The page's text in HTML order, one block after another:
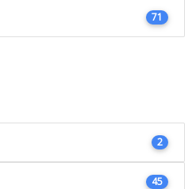
71
2
45